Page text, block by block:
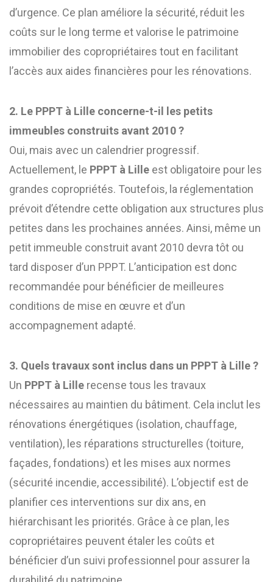
d’urgence. Ce plan améliore la sécurité, réduit les
coûts sur le long terme et valorise le patrimoine
immobilier des copropriétaires tout en facilitant
l’accès aux aides financières pour les rénovations.
2. Le PPPT à Lille concerne-t-il les petits
immeubles construits avant 2010 ?
Oui, mais avec un calendrier progressif.
Actuellement, le PPPT à Lille est obligatoire pour les
grandes copropriétés. Toutefois, la réglementation
prévoit d’étendre cette obligation aux structures plus
petites dans les prochaines années. Ainsi, même un
petit immeuble construit avant 2010 devra tôt ou
tard disposer d’un PPPT. L’anticipation est donc
recommandée pour bénéficier de meilleures
conditions de mise en œuvre et d’un
accompagnement adapté.
3. Quels travaux sont inclus dans un PPPT à Lille ?
Un PPPT à Lille recense tous les travaux
nécessaires au maintien du bâtiment. Cela inclut les
rénovations énergétiques (isolation, chauffage,
ventilation), les réparations structurelles (toiture,
façades, fondations) et les mises aux normes
(sécurité incendie, accessibilité). L’objectif est de
planifier ces interventions sur dix ans, en
hiérarchisant les priorités. Grâce à ce plan, les
copropriétaires peuvent étaler les coûts et
bénéficier d’un suivi professionnel pour assurer la